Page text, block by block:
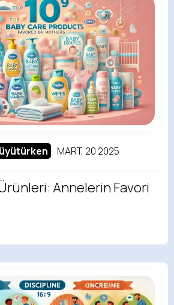
MART, 20 2025
Annelerin Favori